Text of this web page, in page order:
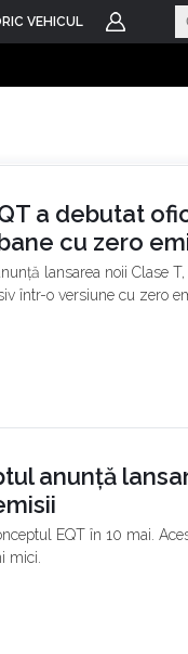
VEHICUL
a debutat
cu zero
lansarea noii Clase
într-o versiune cu zero
anunță
EQT în 10 mai.
mici.